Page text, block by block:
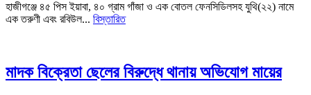
হাজীগঞ্জে ৪৫ পিস ইয়াবা, ৪০ গ্রাম গাঁজা ও এক বোতল ফেনসিডিলসহ যুথি(২২) নামে
এক তরুণী এবং রবিউল... বিস্তারিত
মাদক বিক্রেতা ছেলের বিরুদ্ধে থানায় অভিযোগ মায়ের